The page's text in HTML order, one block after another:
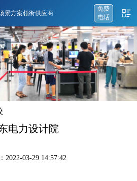
景方案领衔供应商
免费
电话
电力设计院
2022-03-29 14:57:42